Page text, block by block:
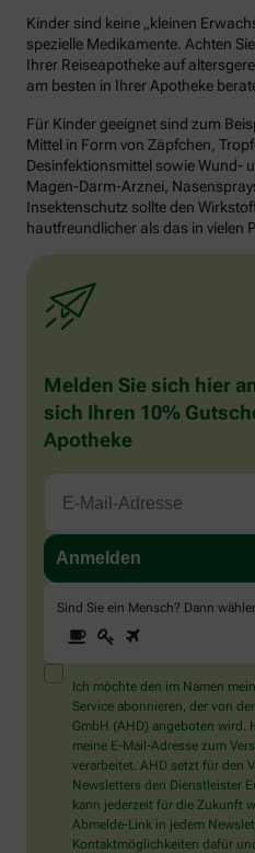
Kinder sind keine „kleinen
spezielle Medikamente. Achten
Ihrer Reiseapotheke auf
am besten in Ihrer Apotheke
Für Kinder geeignet sind zum
Mittel in Form von Zäpfchen,
Desinfektionsmittel sowie Wund-
Magen-Darm-Arznei,
Insektenschutz sollte den
hautfreundlicher als das in vielen
Melden Sie sich hier
sich Ihren 10%
Apotheke
Sind Sie ein Mensch? Dann
Sind
Sie
ein
Mensch?
Dann
wählen
Sie
bitte
den
Schlüssel.
1 2
Ich möchte den im Namen
Service abonnieren, der von
GmbH (AHD) angeboten wird.
meine E-Mail-Adresse zum
verarbeitet. AHD setzt für den
Newsletters den Dienstleister
kann jederzeit für die Zukunft
Abmelde-Link in jedem
Kontaktmöglichkeiten dafür